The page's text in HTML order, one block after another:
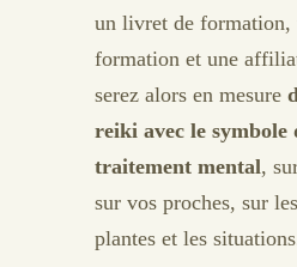
un livret de formation,
formation et une
serez alors en mesure
reiki avec le symbole
traitement mental,
sur vos proches, sur
plantes et les